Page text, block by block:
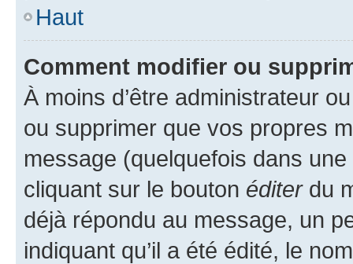
Haut
Comment modifier ou
À moins d’être administrateur
ou supprimer que vos propres
message (quelquefois dans
cliquant sur le bouton éditerdu
déjà répondu au message, un
indiquant qu’il a été édité, le